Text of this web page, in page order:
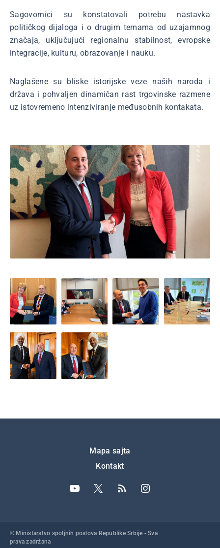
Sagovornici su konstatovali potrebu nastavka
političkog dijaloga i o drugim temama od uzajamnog
značaja, uključujući regionalnu stabilnost, evropske
integracije, kulturu, obrazovanje i nauku.
Naglašene su bliske istorijske veze naših naroda i
država i pohvaljen dinamičan rast trgovinske razmene
uz istovremeno intenziviranje međusobnih kontakata.
Mapa sajta
Kontakt
© Ministarstvo spoljnih poslova Republike Srbije - Sva
prava zadržana